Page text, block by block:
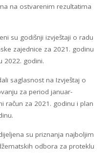
na ostvarenim rezultatima
su godišnji izvještaji o radu
zajednice za 2021. godinu
2022. godini.
saglasnost na Izvještaj o
za period januar-
račun za 2021. godinu i plan
su priznanja najboljim
odbora za proteklu